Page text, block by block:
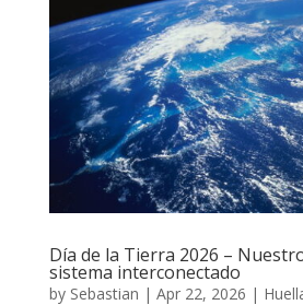
Día de la Tierra 2026 –
sistema interconectado
by Sebastian | Apr 22, 2026 |